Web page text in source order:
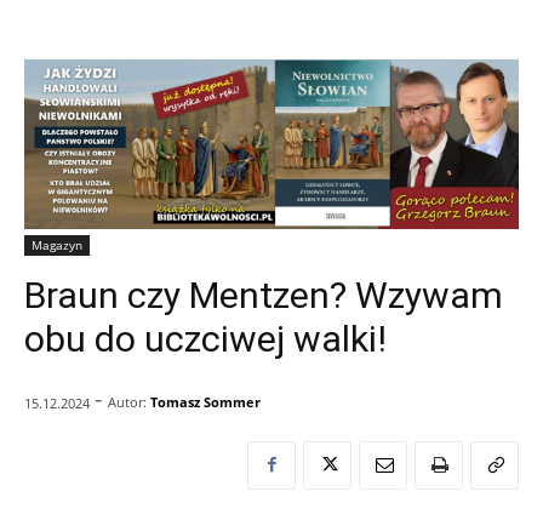
Magazyn
Braun czy Mentzen? Wzywam
obu do uczciwej walki!
15.12.2024 - Autor: Tomasz Sommer